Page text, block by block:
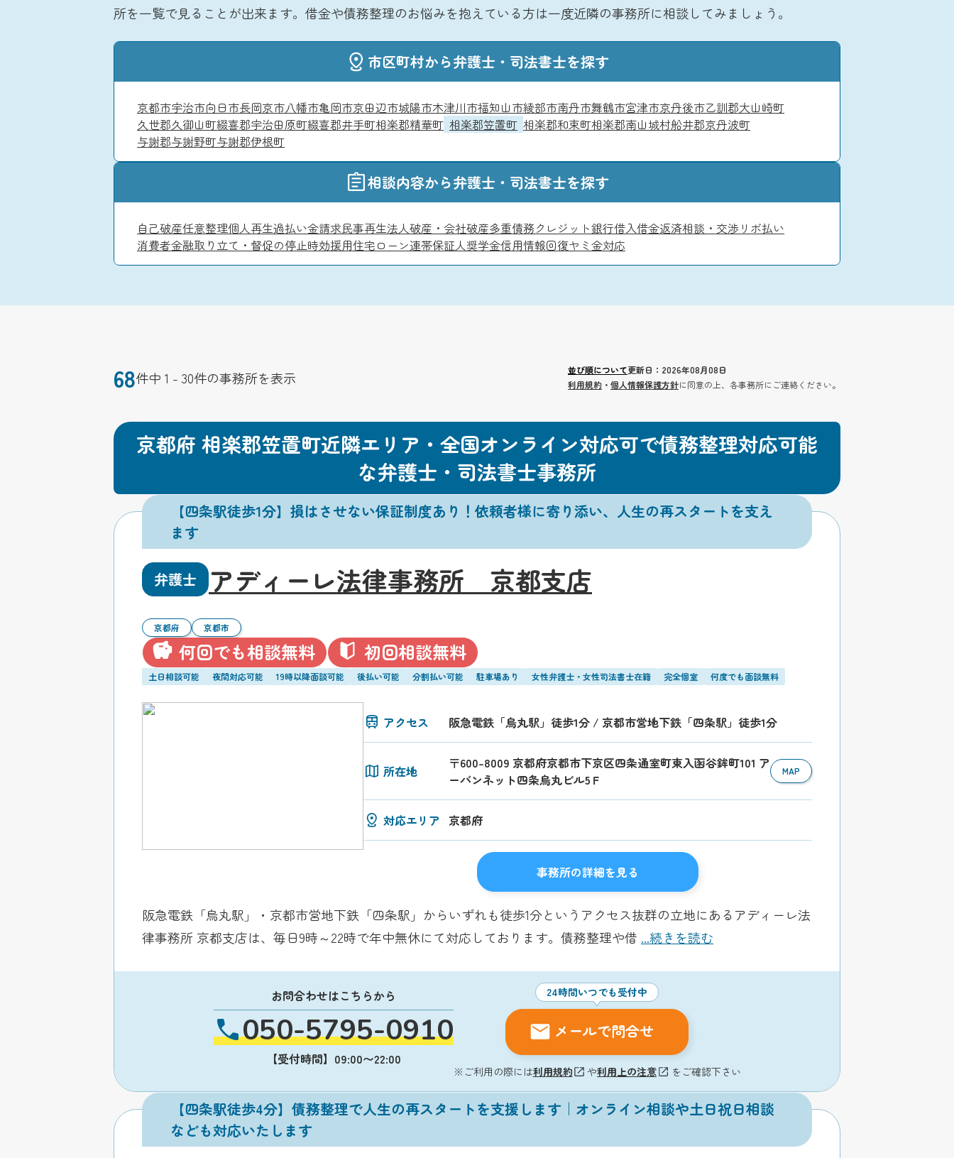
所を一覧で見ることが出来ます。借金や債務整理のお悩みを抱えている方は一度近隣の事務所に相談してみましょう。
市区町村から弁護士・司法書士を探す
京都市宇治市向日市長岡京市八幡市亀岡市京田辺市城陽市木津川市福知山市綾部市南丹市舞鶴市宮津市京丹後市乙訓郡大山崎町
久世郡久御山町綴喜郡宇治田原町綴喜郡井手町相楽郡精華町 相楽郡笠置町 相楽郡和束町相楽郡南山城村船井郡京丹波町
与謝郡与謝野町与謝郡伊根町
相談内容から弁護士・司法書士を探す
自己破産任意整理個人再生過払い金請求民事再生法人破産・会社破産多重債務クレジット銀行借入借金返済相談・交渉 リボ払い
消費者金融取り立て・督促の停止時効援用住宅ローン連帯保証人奨学金信用情報回復ヤミ金対応
68件中 1 - 30件の事務所を表示 並び順について更新日：2026年08月08日
利用規約 ・ 個人情報保護方針に同意の上、各事務所にご連絡ください。
京都府 相楽郡笠置町近隣エリア・全国オンライン対応可で債務整理対応可能
な弁護士・司法書士事務所
【四条駅徒歩1分】損はさせない保証制度あり！依頼者様に寄り添い、人生の再スタートを支え
ます
弁護士 アディーレ法律事務所 京都支店
京都府 京都市
何回でも相談無料 初回相談無料
土日相談可能 夜間対応可能 19時以降面談可能 後払い可能 分割払い可能 駐車場あり 女性弁護士・女性司法書士在籍 完全個室 何度でも面談無料
アクセス 阪急電鉄「烏丸駅」徒歩1分 / 京都市営地下鉄「四条駅」徒歩1分
所在地
〒600-8009 京都府京都市下京区四条通室町東入函谷鉾町101 ア
ーバンネット四条烏丸ビル5Ｆ
MAP
対応エリア 京都府
事務所の詳細を見る
阪急電鉄「烏丸駅」・京都市営地下鉄「四条駅」からいずれも徒歩1分というアクセス抜群の立地にあるアディーレ法
律事務所 京都支店は、毎日9時～22時で年中無休にて対応しております。債務整理や借 ...続きを読む
お問合わせはこちらから
050-5795-0910
【受付時間】09:00〜22:00
24時間いつでも受付中
メールで問合せ
※ご利用の際には利用規約 や利用上の注意 をご確認下さい
【四条駅徒歩4分】債務整理で人生の再スタートを支援します｜オンライン相談や土日祝日相談
なども対応いたします